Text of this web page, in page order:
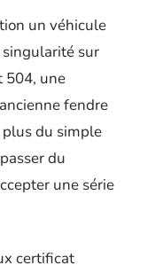
un véhicule
singularité sur
504, une
fendre
du simple
du
une série
certificat